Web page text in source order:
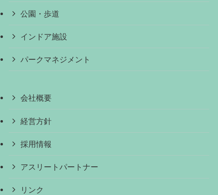
公園・歩道
インドア施設
パークマネジメント
会社概要
経営方針
採用情報
アスリートパートナー
リンク